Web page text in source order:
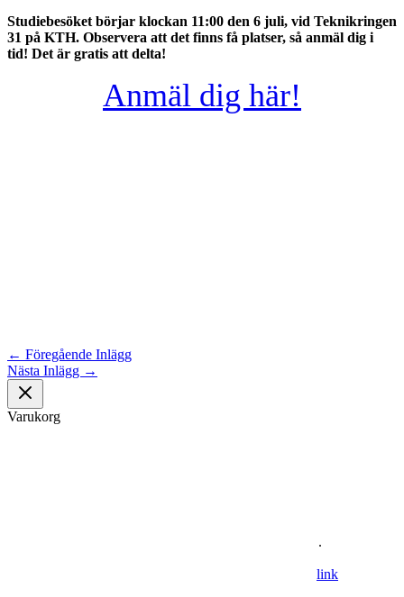
Studiebesöket börjar klockan 11:00 den 6 juli, vid Teknikringen
31 på KTH. Observera att det finns få platser, så anmäl dig i
tid! Det är gratis att delta!
Anmäl dig här!
← Föregående Inlägg
Nästa Inlägg →
Varukorg
.
link